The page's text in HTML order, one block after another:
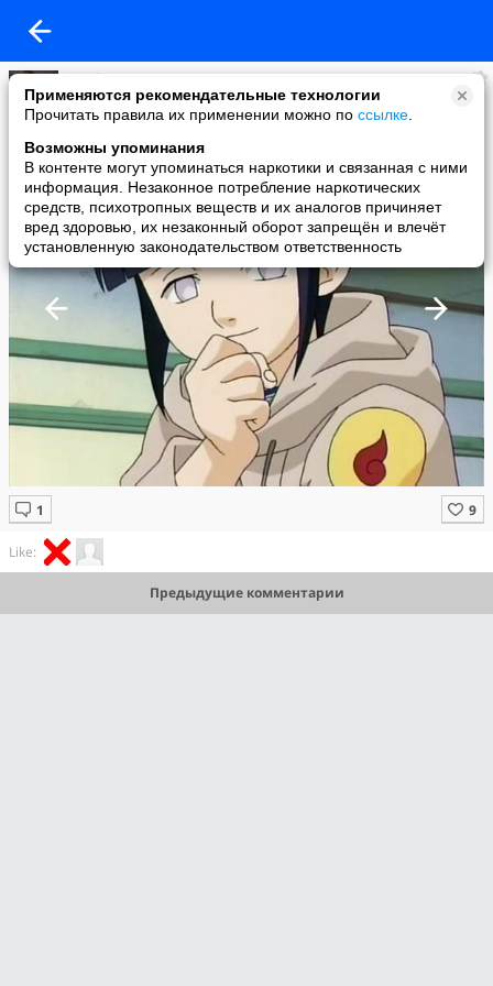
Применяются рекомендательные технологии
Прочитать правила их применении можно по ссылке
Возможны упоминания
В контенте могут упоминаться наркотики и связанная с ними
информация. Незаконное потребление наркотических
средств, психотропных веществ и их аналогов причиняет
вред здоровью, их незаконный оборот запрещён и влечёт
установленную законодательством ответственность
Nicolas
added a photo
26 Feb в 14:37
Like:
Предыдущие комментарии